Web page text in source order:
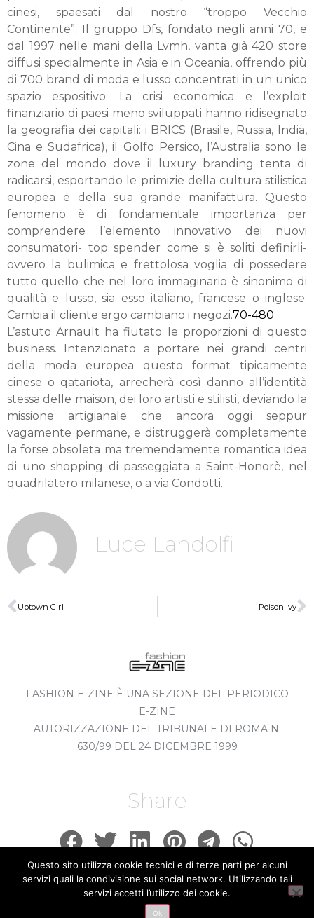
cinesi, spaesati dal nostro “troppo Vecchio
Continente”. Il gruppo Dfs, fondato negli anni 70, e
dal 1997 nelle mani della Lvmh, vanta già 420 store
diffusi specialmente in Asia e in Oceania, offrendo più
di 700 brand di moda e lusso concentrati in un unico
spazio espositivo. La crisi economica e l’exploit
finanziario di paesi meno sviluppati hanno ridisegnato
la geografia dei capitali: i BRICS (Brasile, Russia, India,
Cina e Sudafrica), il Golfo Persico, l’Australia sono le
zone del mondo dove il luxury branding tenta di
radicarsi, esportando le primizie della cultura stilistica
europea e della sua grande manifattura. Questo
fenomeno è di fondamentale importanza per
comprendere l’elemento innovativo dei nuovi
consumatori- top spender come si è soliti definirli-
ovvero la bulimica e frettolosa voglia di possedere
tutto quello che nel loro immaginario è sinonimo di
qualità e lusso, sia esso italiano, francese o inglese.
Cambia il cliente ergo cambiano i negozi.70-480
L’astuto Arnault ha fiutato le proporzioni di questo
business. Intenzionato a portare nei grandi centri
della moda europea questo format tipicamente
cinese o qatariota, arrecherà così danno all’identità
stessa delle maison, dei loro artisti e stilisti, deviando la
missione artigianale che ancora oggi seppur
vagamente permane, e distruggerà completamente
la forse obsoleta ma tremendamente romantica idea
di uno shopping di passeggiata a Saint-Honorè, nel
quadrilatero milanese, o a via Condotti.
Luce Landolfi
Uptown Girl Poison Ivy
FASHION E-ZINE È UNA SEZIONE DEL PERIODICO
E-ZINE
AUTORIZZAZIONE DEL TRIBUNALE DI ROMA N.
630/99 DEL 24 DICEMBRE 1999
Share
© 2020 ALL RIGHTS RESERVED​
Questo sito utilizza cookie tecnici e di terze parti per alcuni
servizi quali la condivisione sui social network. Utilizzando tali
servizi accetti l’utilizzo dei cookie.
Ok